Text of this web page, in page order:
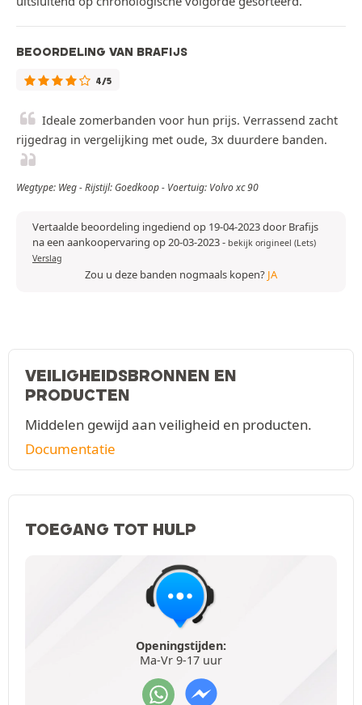
BEOORDELING VAN BRAFIJS
4/5
Ideale zomerbanden voor hun prijs. Verrassend zacht
rijgedrag in vergelijking met oude, 3x duurdere banden.
Wegtype: Weg - Rijstijl: Goedkoop - Voertuig: Volvo xc 90
Vertaalde beoordeling ingediend op 19-04-2023 door Brafijs
na een aankoopervaring op 20-03-2023- bekijk origineel (Lets)
Verslag
Zou u deze banden nogmaals kopen? JA
VEILIGHEIDSBRONNEN EN
PRODUCTEN
Middelen gewijd aan veiligheid en producten.
Documentatie
TOEGANG TOT HULP
Openingstijden:
Ma-Vr 9-17 uur